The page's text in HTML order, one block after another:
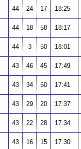
44 24 17 18:25
44 18 58 18:17
44 3 50 18:01
43 46 45 17:49
43 34 50 17:41
43 29 20 17:37
43 22 28 17:34
43 16 15 17:30